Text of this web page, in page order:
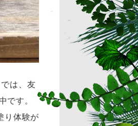
は、友
です。
り体験が